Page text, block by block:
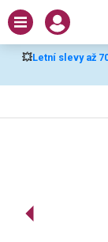
💥Letní slevy až